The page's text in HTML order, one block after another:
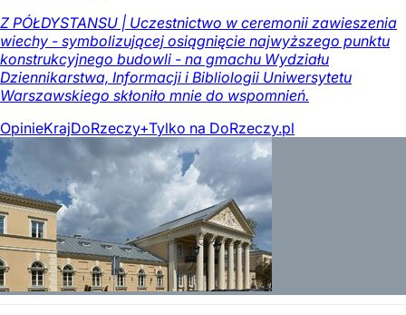
Z PÓŁDYSTANSU | Uczestnictwo w ceremonii zawieszenia
wiechy - symbolizującej osiągnięcie najwyższego punktu
konstrukcyjnego budowli - na gmachu Wydziału
Dziennikarstwa, Informacji i Bibliologii Uniwersytetu
Warszawskiego skłoniło mnie do wspomnień.
OpinieKrajDoRzeczy+Tylko na DoRzeczy.pl